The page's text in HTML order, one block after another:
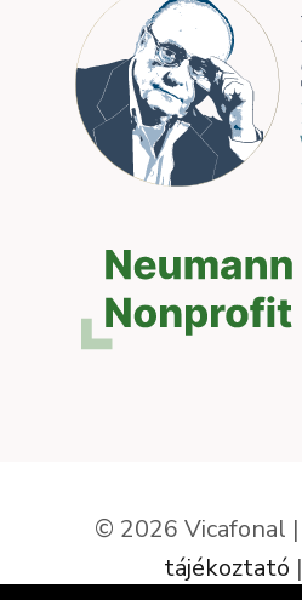
© 2026 Vicafonal |
tájékoztató |